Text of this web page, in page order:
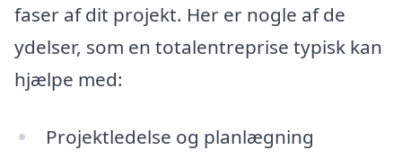
faser af dit projekt. Her er nogle af de
ydelser, som en totalentreprise typisk kan
hjælpe med:
Projektledelse og planlægning